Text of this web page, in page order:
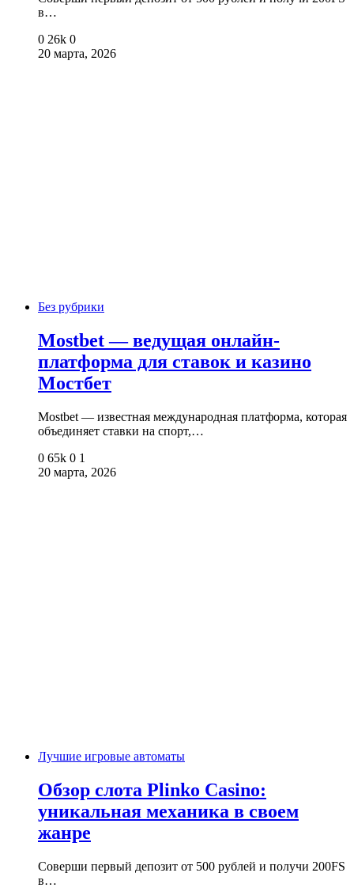
в…
0 26k 0
20 марта, 2026
Без рубрики
Mostbet — ведущая онлайн-
платформа для ставок и казино
Мостбет
Mostbet — известная международная платформа, которая
объединяет ставки на спорт,…
0 65k 0 1
20 марта, 2026
Лучшие игровые автоматы
Обзор слота Plinko Casino:
уникальная механика в своем
жанре
Соверши первый депозит от 500 рублей и получи 200FS
в…